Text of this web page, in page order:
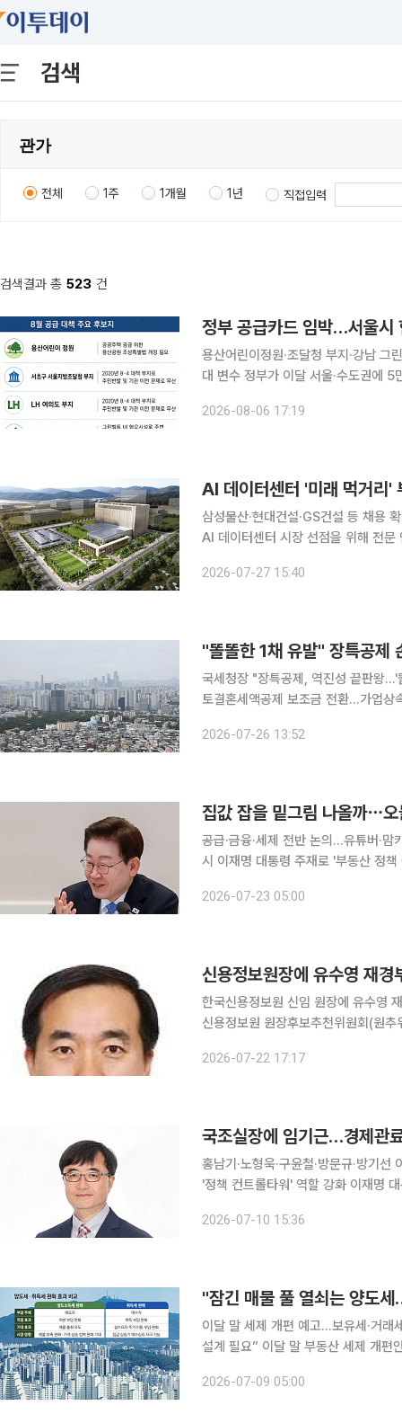
검색
전체 1주 1개월 1년 직접입력
검색결과 총 523 건
용산어린이정원·조달청 부지·강남 그
대 변수 정부가 이달 서울·수도권에 5만 가구 이상을 추가 공급하는 내용을 담은 부동산 공급대책을
남권 그린벨트 등이 유력 후보지로 거
2026-08-06 17:19
AI 데이터센터 '미래 먹거리'
삼성물산·현대건설·GS건설 등 채용 확대인
AI 데이터센터 시장 선점을 위해 전
2026-07-27 15:40
"똘똘한 1채 유발" 장특공제
국세청장 "장특공제, 역진성 끝판왕…'
토결혼세액공제 보조금 전환…가업상속공제 편법상속 차단 "
장이 다음달 초 정부의 세제개편안 발
2026-07-26 13:52
집값 잡을 밑그림 나올까⋯오
공급·금융·세제 전반 논의…유튜버·맘카페 의견도 청취 23일 관가
시 이재명 대통령 주재로 '부동산 정책 국민 대토론회'를
행정안전부 등 관계부처를 비롯해 학
2026-07-23 05:00
신용정보원장에 유수영 재경
한국신용정보원 신임 원장에 유수영 재정경제부
신용정보원 원장후보추천위원회(원
에서 물가정책과장, 행정국방예산심
2026-07-22 17:17
국조실장에 임기근…경제관
홍남기·노형욱·구윤철·방문규·방기
'정책 컨트롤타워' 역할 강화 이재명 대통령이 10일 장관급인 국무조정실장에 임기근 기획예산처 차
획재정부 출신 경제관료들이 잇따라
2026-07-10 15:36
"잠긴 매물 풀 열쇠는 양도
이달 말 세제 개편 예고…보유세·거
설계 필요” 이달 말 부동산 세제 개편안 발표를 앞두고 보유세를 높이고 거래세를 낮추는 세제 조정
유자의 매도를 유도하는 동시에 집을
2026-07-09 05:00